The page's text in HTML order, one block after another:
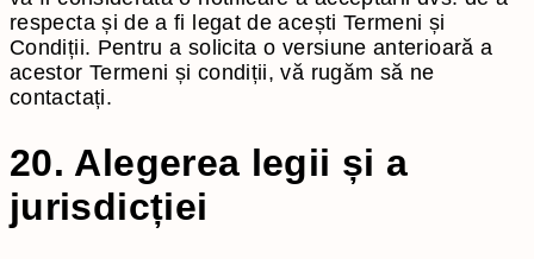
respecta și de a fi legat de acești Termeni și
Condiții. Pentru a solicita o versiune anterioară a
acestor Termeni și condiții, vă rugăm să ne
contactați.
20. Alegerea legii și a
jurisdicției